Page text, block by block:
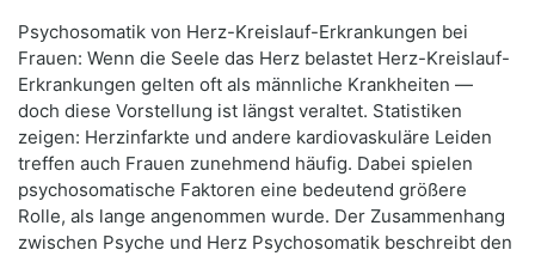
Psychosomatik von Herz-Kreislauf-Erkrankungen bei
Frauen: Wenn die Seele das Herz belastet Herz-Kreislauf-
Erkrankungen gelten oft als männliche Krankheiten —
doch diese Vorstellung ist längst veraltet. Statistiken
zeigen: Herzinfarkte und andere kardiovaskuläre Leiden
treffen auch Frauen zunehmend häufig. Dabei spielen
psychosomatische Faktoren eine bedeutend größere
Rolle, als lange angenommen wurde. Der Zusammenhang
zwischen Psyche und Herz Psychosomatik beschreibt den